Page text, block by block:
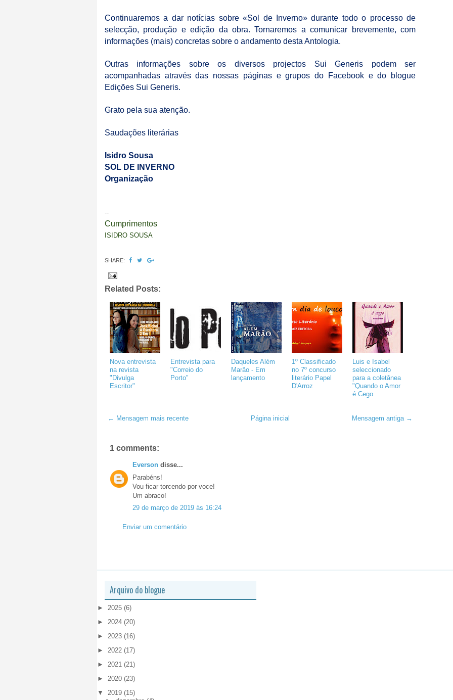
Continuaremos a dar notícias sobre «Sol de Inverno» durante todo o processo de
selecção, produção e edição da obra. Tornaremos a comunicar brevemente, com
informações (mais) concretas sobre o andamento desta Antologia.
Outras informações sobre os diversos projectos Sui Generis podem ser
acompanhadas através das nossas páginas e grupos do Facebook e do blogue
Edições Sui Generis.
Grato pela sua atenção.
Saudações literárias
Isidro Sousa
SOL DE INVERNO
Organização
--
Cumprimentos
ISIDRO SOUSA
SHARE:
Related Posts:
Nova entrevista
na revista
"Divulga
Escritor"
Entrevista para
"Correio do
Porto"
Daqueles Além
Marão - Em
lançamento
1º Classificado
no 7º concurso
literário Papel
D'Arroz
Luis e Isabel
seleccionado
para a coletânea
"Quando o Amor
é Cego
← Mensagem mais recente Mensagem antiga →
Página inicial
1 comments:
Everson disse...
Parabéns!
Vou ficar torcendo por voce!
Um abraco!
29 de março de 2019 às 16:24
Enviar um comentário
Arquivo do blogue
► 2025 (6)
► 2024 (20)
► 2023 (16)
► 2022 (17)
► 2021 (21)
► 2020 (23)
▼ 2019 (15)